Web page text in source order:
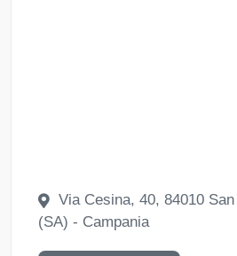
Via Cesina, 40, 84010
(SA) - Campania